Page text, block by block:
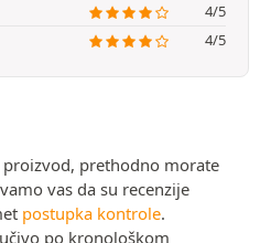
4/5
4/5
prethodno morate
vas da su recenzije
postupka kontrole.
po kronološkom